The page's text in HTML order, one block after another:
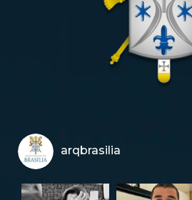
arqbrasilia